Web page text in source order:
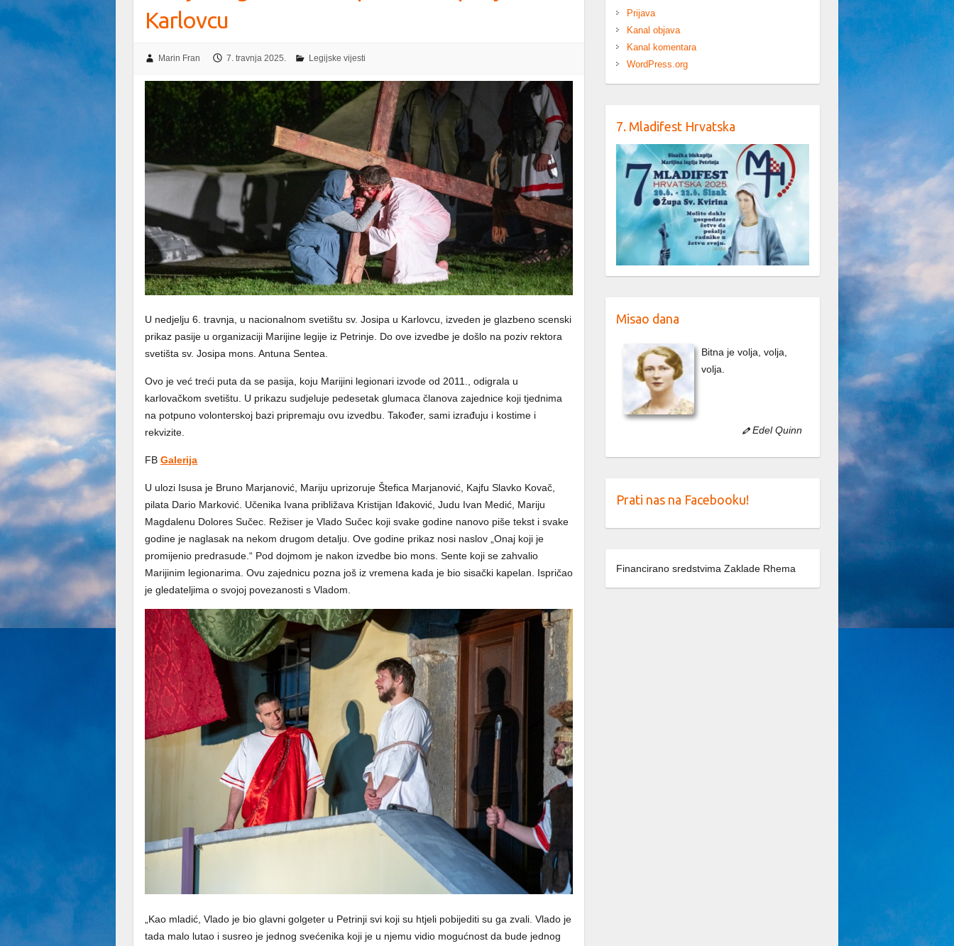
Karlovcu
Marin Fran 7. travnja 2025. Legijske vijesti
U nedjelju 6. travnja, u nacionalnom svetištu sv. Josipa u Karlovcu, izveden je glazbeno scenski
prikaz pasije u organizaciji Marijine legije iz Petrinje. Do ove izvedbe je došlo na poziv rektora
svetišta sv. Josipa mons. Antuna Sentea.
Ovo je već treći puta da se pasija, koju Marijini legionari izvode od 2011., odigrala u
karlovačkom svetištu. U prikazu sudjeluje pedesetak glumaca članova zajednice koji tjednima
na potpuno volonterskoj bazi pripremaju ovu izvedbu. Također, sami izrađuju i kostime i
rekvizite.
FBGalerija
U ulozi Isusa je Bruno Marjanović, Mariju uprizoruje Štefica Marjanović, Kajfu Slavko Kovač,
pilata Dario Marković. Učenika Ivana približava Kristijan Iđaković, Judu Ivan Medić, Mariju
Magdalenu Dolores Sučec. Režiser je Vlado Sučec koji svake godine nanovo piše tekst i svake
godine je naglasak na nekom drugom detalju. Ove godine prikaz nosi naslov „Onaj koji je
promijenio predrasude.“ Pod dojmom je nakon izvedbe bio mons. Sente koji se zahvalio
Marijinim legionarima. Ovu zajednicu pozna još iz vremena kada je bio sisački kapelan. Ispričao
je gledateljima o svojoj povezanosti s Vladom.
„Kao mladić, Vlado je bio glavni golgeter u Petrinji svi koji su htjeli pobijediti su ga zvali. Vlado je
tada malo lutao i susreo je jednog svećenika koji je u njemu vidio mogućnost da bude jednog
Prijava
Kanal objava
Kanal komentara
WordPress.org
7. Mladifest Hrvatska
Misao dana
Bitna je volja, volja,
volja.
Edel Quinn
Prati nas na Facebooku!
Financirano sredstvima Zaklade Rhema